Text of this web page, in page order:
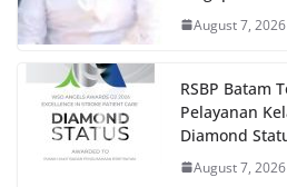
August 7, 2026
RSBP Batam
Pelayanan
Diamond
August 7, 2026